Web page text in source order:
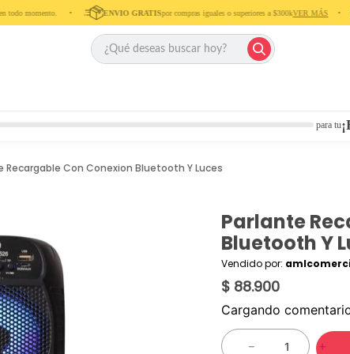
momento. ‎ ‎ ‎ ‎ •‎ ENVIO GRATISpor compras iguales o superiores a $300kVER MÁS‎ ‎ ‎ ‎ •‎ ‎ ‎ ‎
para tu
Recargable Con Conexion Bluetooth Y Luces
Parlante
Bluetooth Y
Vendido por:
$ 88.900
Cargando
＋
－